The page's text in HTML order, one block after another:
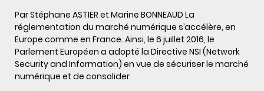
Par Stéphane ASTIER et Marine BONNEAUD La
réglementation du marché numérique s’accélère, en
Europe comme en France. Ainsi, le 6 juillet 2016, le
Parlement Européen a adopté la Directive NSI (Network
Security and Information) en vue de sécuriser le marché
numérique et de consolider